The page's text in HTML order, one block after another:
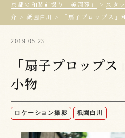
京都の和装前撮り「美翔苑」 > スタ
介 > 祇園白川 > 「扇子プロップス」
2019.05.23
「扇子プロップ
小物
ロケーション撮影 祇園白川